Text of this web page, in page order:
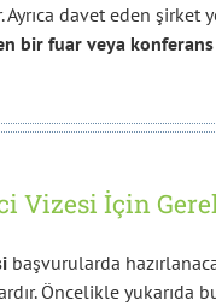
Ayrıca davet eden
bir fuar veya
Vizesi İçin
başvurularda
Öncelikle